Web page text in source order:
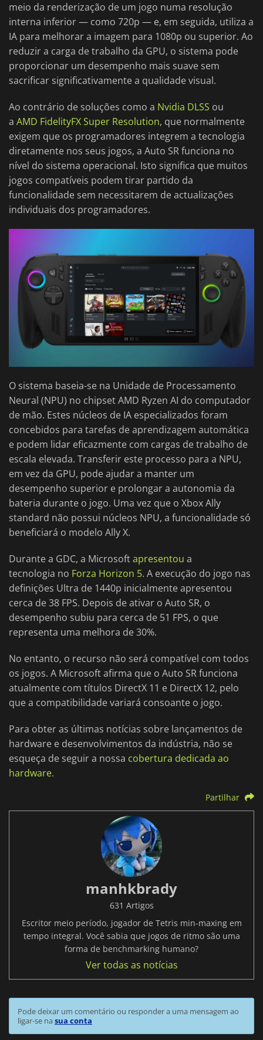
meio da renderização de um jogo numa resolução
interna inferior — como 720p — e, em seguida, utiliza a
IA para melhorar a imagem para 1080p ou superior. Ao
reduzir a carga de trabalho da GPU, o sistema pode
proporcionar um desempenho mais suave sem
sacrificar significativamente a qualidade visual.
Ao contrário de soluções como a Nvidia DLSS ou
a AMD FidelityFX Super Resolution, que normalmente
exigem que os programadores integrem a tecnologia
diretamente nos seus jogos, a Auto SR funciona no
nível do sistema operacional. Isto significa que muitos
jogos compatíveis podem tirar partido da
funcionalidade sem necessitarem de actualizações
individuais dos programadores.
O sistema baseia-se na Unidade de Processamento
Neural (NPU) no chipset AMD Ryzen AI do computador
de mão. Estes núcleos de IA especializados foram
concebidos para tarefas de aprendizagem automática
e podem lidar eficazmente com cargas de trabalho de
escala elevada. Transferir este processo para a NPU,
em vez da GPU, pode ajudar a manter um
desempenho superior e prolongar a autonomia da
bateria durante o jogo. Uma vez que o Xbox Ally
standard não possui núcleos NPU, a funcionalidade só
beneficiará o modelo Ally X.
Durante a GDC, a Microsoftapresentou a
tecnologia no Forza Horizon 5. A execução do jogo nas
definições Ultra de 1440p inicialmente apresentou
cerca de 38 FPS. Depois de ativar o Auto SR, o
desempenho subiu para cerca de 51 FPS, o que
representa uma melhora de 30%.
No entanto, o recurso não será compatível com todos
os jogos. A Microsoft afirma que o Auto SR funciona
atualmente com títulos DirectX 11 e DirectX 12, pelo
que a compatibilidade variará consoante o jogo.
Para obter as últimas notícias sobre lançamentos de
hardware e desenvolvimentos da indústria, não se
esqueça de seguir a nossa cobertura dedicada ao
hardware.
Partilhar
manhkbrady
631 Artigos
Escritor meio período, jogador de Tetris min-maxing em
tempo integral. Você sabia que jogos de ritmo são uma
forma de benchmarking humano?
Ver todas as notícias
Pode deixar um comentário ou responder a uma mensagem ao
ligar-se nasua conta